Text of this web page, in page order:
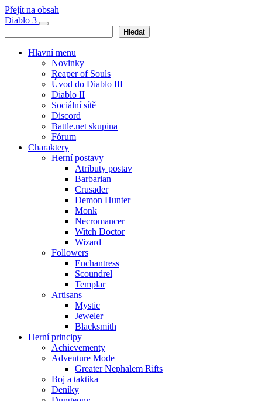
Přejít na obsah
Hlavní
navigace
Diablo 3
Hledat
Hlavní menu
Novinky
Reaper of Souls
Úvod do Diablo III
Diablo II
Sociální sítě
Discord
Battle.net skupina
Fórum
Charaktery
Herní postavy
Atributy postav
Barbarian
Crusader
Demon Hunter
Monk
Necromancer
Witch Doctor
Wizard
Followers
Enchantress
Scoundrel
Templar
Artisans
Mystic
Jeweler
Blacksmith
Herní principy
Achievementy
Adventure Mode
Greater Nephalem Rifts
Boj a taktika
Deníky